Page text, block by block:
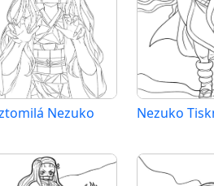
Nezuko